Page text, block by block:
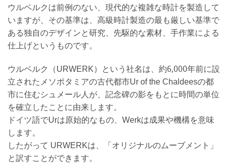
ウルベルクは前例のない、現代的な複雑な時計を製造して
いますが、その基準は、高級時計製造の最も厳しい基準で
ある独自のデザインと研究、先駆的な素材、手作業による
仕上げというものです。
ウルベルク（URWERK）という社名は、約6,000年前に設
立されたメソポタミアの古代都市Ur of the Chaldeesの都
市に住むシュメール人が、記念碑の影をもとに時間の単位
を確立したことに由来します。
ドイツ語でUrは原始的なもの、Werkは成果や機構を意味
します。
したがって URWERKは、「オリジナルのムーブメント」
と訳すことができます。